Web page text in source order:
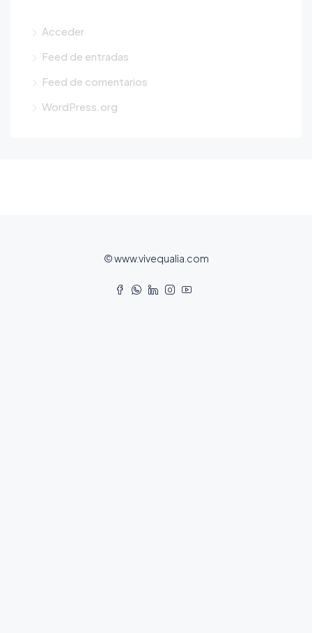
Acceder
Feed de entradas
Feed de comentarios
WordPress.org
© www.vivequalia.com